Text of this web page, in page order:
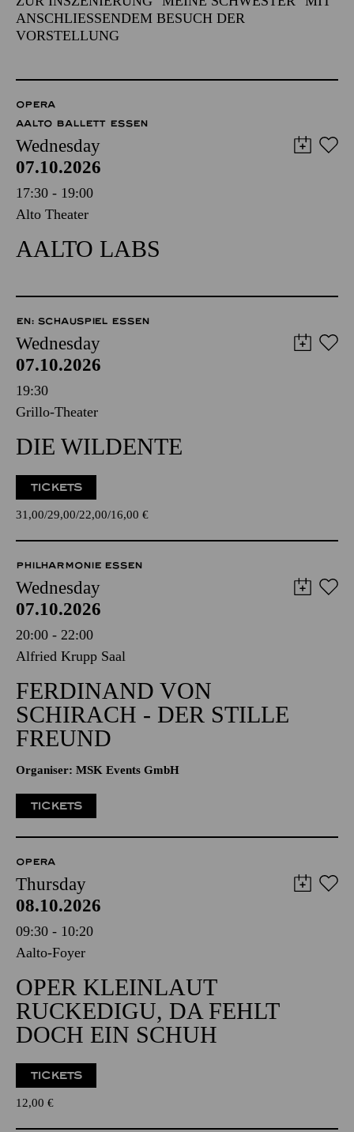
ANSCHLIESSENDEM BESUCH DER V
ORSTELLUNG
OPERA
AALTO BALLETT ESSEN
Wednesday
07.10.2026
17:30 - 19:00
Alto Theater
AALTO LABS
EN: SCHAUSPIEL ESSEN
Wednesday
07.10.2026
19:30
Grillo-Theater
DIE WILDENTE
TICKETS
31,00 29,00 22,00 16,00 €
PHILHARMONIE ESSEN
Wednesday
07.10.2026
20:00 - 22:00
Alfried Krupp Saal
FERDINAND VON
SCHIRACH - DER STILLE
FREUND
Organiser: MSK Events GmbH
TICKETS
OPERA
Thursday
08.10.2026
09:30 - 10:20
Aalto-Foyer
OPER KLEINLAUT
RUCKEDIGU, DA FEHLT
DOCH EIN SCHUH
TICKETS
12,00 €